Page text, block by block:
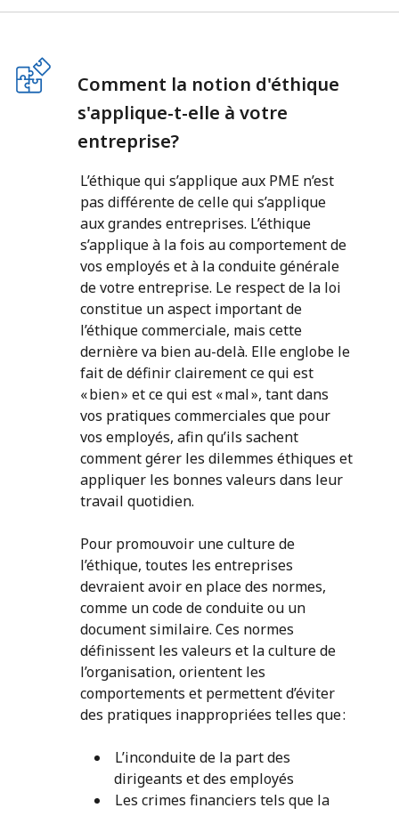
Comment la notion d'éthique
s'applique-t-elle à votre
entreprise?
L’éthique qui s’applique aux PME n’est
pas différente de celle qui s’applique
aux grandes entreprises. L’éthique
s’applique à la fois au comportement de
vos employés et à la conduite générale
de votre entreprise. Le respect de la loi
constitue un aspect important de
l’éthique commerciale, mais cette
dernière va bien au-delà. Elle englobe le
fait de définir clairement ce qui est
« bien » et ce qui est « mal », tant dans
vos pratiques commerciales que pour
vos employés, afin qu’ils sachent
comment gérer les dilemmes éthiques et
appliquer les bonnes valeurs dans leur
travail quotidien.
Pour promouvoir une culture de
l’éthique, toutes les entreprises
devraient avoir en place des normes,
comme un code de conduite ou un
document similaire. Ces normes
définissent les valeurs et la culture de
l’organisation, orientent les
comportements et permettent d’éviter
des pratiques inappropriées telles que :
L’inconduite de la part des
dirigeants et des employés
Les crimes financiers tels que la